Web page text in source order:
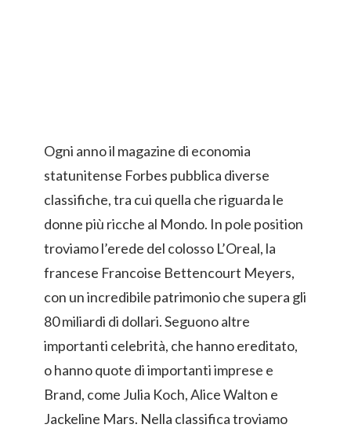
Ogni anno il magazine di economia
statunitense Forbes pubblica diverse
classifiche, tra cui quella che riguarda le
donne più ricche al Mondo. In pole position
troviamo l’erede del colosso L’Oreal, la
francese Francoise Bettencourt Meyers,
con un incredibile patrimonio che supera gli
80 miliardi di dollari. Seguono altre
importanti celebrità, che hanno ereditato,
o hanno quote di importanti imprese e
Brand, come Julia Koch, Alice Walton e
Jackeline Mars. Nella classifica troviamo